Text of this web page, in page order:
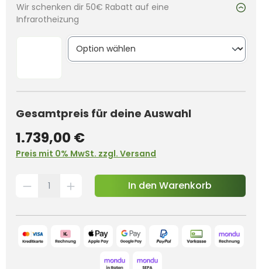
Wir schenken dir 50€ Rabatt auf eine
Infrarotheizung
Gesamtpreis für deine Auswahl
1.739,00 €
Preis mit 0% MwSt. zzgl. Versand
In den Warenkorb